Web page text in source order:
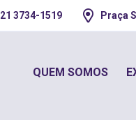
21 3734-1519 Praça
QUEM SOMOS